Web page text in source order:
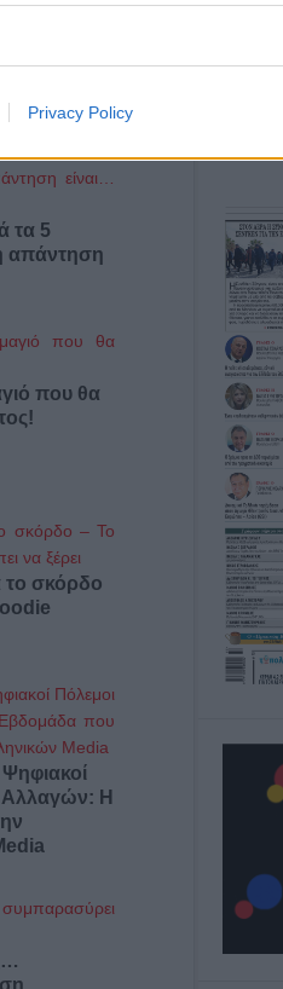
Privacy Policy
τα 5
απάντηση
που θα
το σκόρδο
Αλλαγών: Η